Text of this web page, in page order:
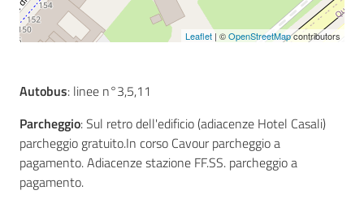
Leaflet | ©OpenStreetMapcontributors
Autobus: linee n°3,5,11
Parcheggio: Sul retro dell'edificio (adiacenze Hotel Casali)
parcheggio gratuito.In corso Cavour parcheggio a
pagamento. Adiacenze stazione FF.SS. parcheggio a
pagamento.